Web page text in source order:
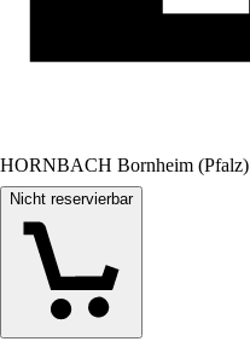
HORNBACH Bornheim (Pfalz)
Nicht reservierbar